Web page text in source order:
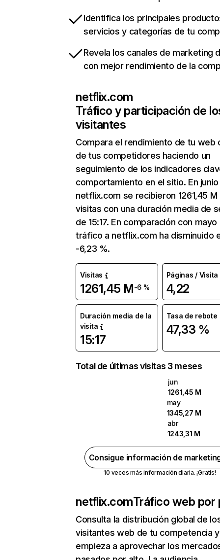
Identifica los principales
servicios y categorías de tu
Revela los canales de marketing
con mejor rendimiento de la
netflix.com
Tráfico y participación de
visitantes
Compara el rendimiento de tu web
de tus competidores haciendo un
seguimiento de los indicadores
comportamiento en el sitio. En junio
netflix.com se recibieron 1261,45 M
visitas con una duración media de
de 15:17. En comparación con mayo
tráfico a netflix.com ha disminuido
-6,23 %.
Visitas
1261,45 M-6 %
Páginas / Visita
4,22
Duración media de la
visita
15:17
Tasa de rebote
47,33 %
Total de últimas visitas 3 meses
jun
1261,45 M
may
1345,27 M
abr
1243,31 M
Consigue información de
10 veces más información diaria. ¡Gratis!
netflix.comTráfico web por
Consulta la distribución global de
visitantes web de tu competencia y
empieza a aprovechar los